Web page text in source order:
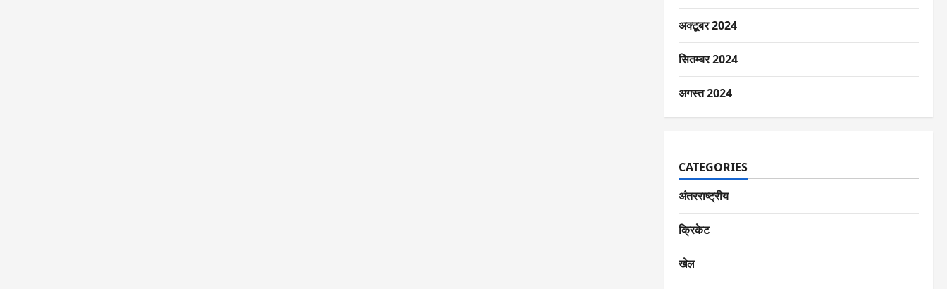
अक्टूबर 2024
सितम्बर 2024
अगस्त 2024
CATEGORIES
अंतरराष्ट्रीय
क्रिकेट
खेल